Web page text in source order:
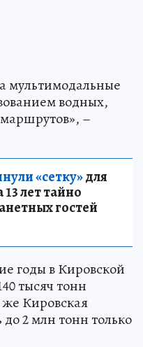
мультимодальные
водных,
–
«сетку»для
лет тайно
гостей
годы в Кировской
тысяч тонн
Кировская
2 млн тонн только